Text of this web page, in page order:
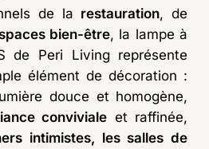
de la restauration, de
bien-être, la lampe à
de Peri Living représente
élément de décoration :
douce et homogène,
conviviale et raffinée,
intimistes, les salles de